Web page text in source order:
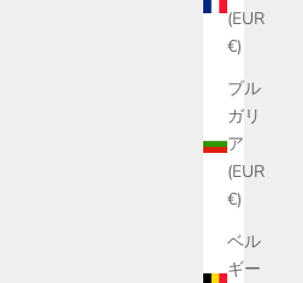
(EUR
€)
ブル
ガリ
ア
(EUR
€)
ベル
ギー